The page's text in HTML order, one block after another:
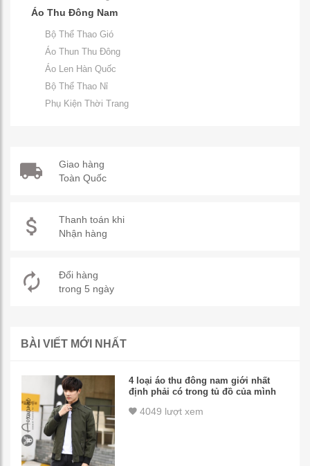
Áo Thu Đông Nam
Bộ Thể Thao Gió
Áo Thun Thu Đông
Áo Len Hàn Quốc
Bộ Thể Thao Nỉ
Phụ Kiện Thời Trang
Giao hàng
Toàn Quốc
Thanh toán khi
Nhận hàng
Đổi hàng
trong 5 ngày
BÀI VIẾT MỚI NHẤT
4 loại áo thu đông nam giới nhất
định phải có trong tủ đồ của mình
4049 lượt xem